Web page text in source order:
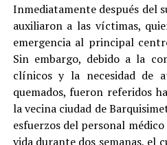
Inmediatamente después del
auxiliaron a las víctimas,
emergencia al principal
Sin embargo, debido a la
clínicos y la necesidad de
quemados, fueron referidos
la vecina ciudad de
esfuerzos del personal
vida durante dos semanas, el